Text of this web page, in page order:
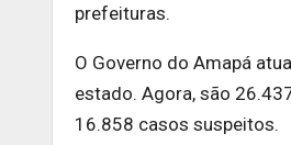
prefeituras.
O Governo do Amapá
estado. Agora, são
16.858 casos suspeitos.